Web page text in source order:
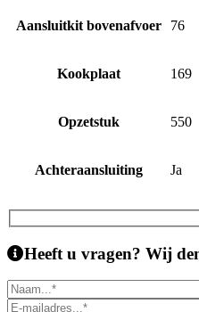
Aansluitkit bovenafvoer 76
Kookplaat 169
Opzetstuk 550
Achteraansluiting Ja
Heeft u vragen? Wij